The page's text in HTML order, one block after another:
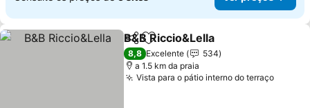
PartilharAdicionar aos favoritos
B&B Riccio&Lella
8,8 Excelente
534
a 1.5 km da praia
Vista para o pátio interno do terraço